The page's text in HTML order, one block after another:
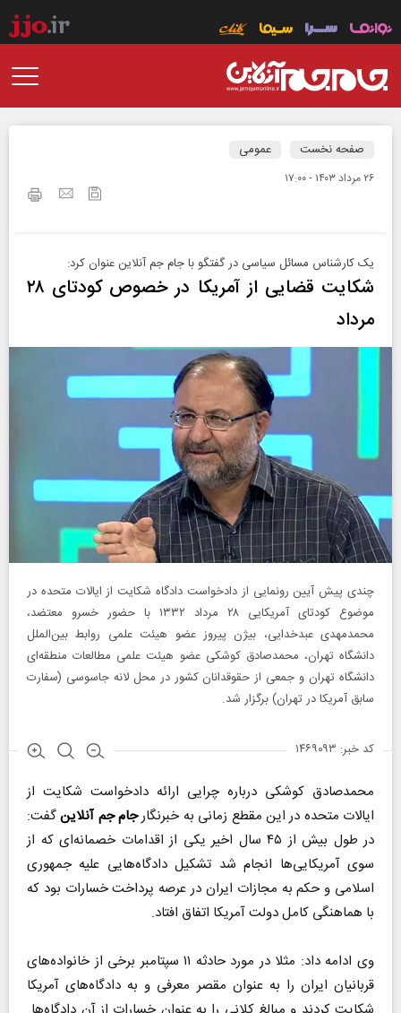
صفحه نخست عمومی
۲۶ مرداد ۱۴۰۳ - ۱۷:۰۰
یک کارشناس مسائل سیاسی در گفتگو با جام جم آنلاین عنوان کرد:
شکایت قضایی از آمریکا در خصوص کودتای ۲۸
مرداد
چندی پیش آیین رونمایی از دادخواست دادگاه شکایت از ایالات متحده در
موضوع کودتای آمریکایی ۲۸ مرداد ۱۳۳۲ با حضور خسرو معتضد،
محمدمهدی عبدخدایی، بیژن پیروز عضو هیئت علمی روابط بین‌الملل
دانشگاه تهران، محمدصادق کوشکی عضو هیئت علمی مطالعات منطقه‌ای
دانشگاه تهران و جمعی از حقوقدانان کشور در محل لانه جاسوسی (سفارت
سابق آمریکا در تهران) برگزار شد.
کد خبر: ۱۴۶۹۰۹۳
محمدصادق کوشکی درباره چرایی ارائه دادخواست شکایت از
ایالات متحده در این مقطع زمانی به خبرنگارجام جم آنلاینگفت:
در طول بیش از ۴۵ سال اخیر یکی از اقدامات خصمانه‌ای که از
سوی آمریکایی‌ها انجام شد تشکیل دادگاه‌هایی علیه جمهوری
اسلامی و حکم به مجازات ایران در عرصه پرداخت خسارات بود که
با هماهنگی کامل دولت آمریکا اتفاق افتاد.
وی ادامه داد: مثلا در مورد حادثه ۱۱ سپتامبر برخی از خانواده‌های
قربانیان ایران را به عنوان مقصر معرفی و به دادگاه‌های آمریکا